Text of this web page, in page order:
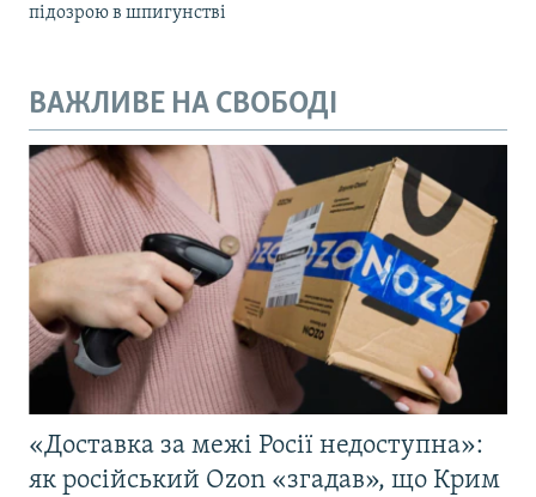
підозрою в шпигунстві
ВАЖЛИВЕ НА СВОБОДІ
«Доставка за межі Росії недоступна»:
як російський Ozon «згадав», що Крим